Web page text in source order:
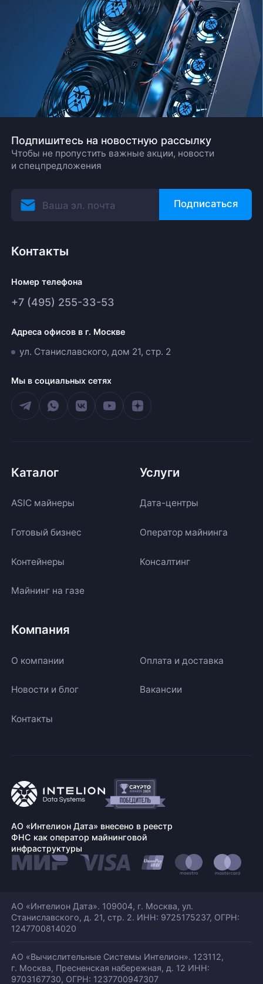
Подпишитесь на новостную рассылку
Чтобы не пропустить важные акции, новости
и спецпредложения
Подписаться
Контакты
Номер телефона
+7 (495) 255-33-53
Адреса офисов в г. Москве
ул. Станиславского, дом 21, стр. 2
Мы в социальных сетях
Каталог
ASIC майнеры
Готовый бизнес
Контейнеры
Майнинг на газе
Услуги
Дата-центры
Оператор майнинга
Консалтинг
Компания
О компании Оплата и доставка
Новости и блог Вакансии
Контакты
АО «Интелион Дата» внесено в реестр
ФНС как оператор майнинговой
инфраструктуры
АО «Интелион Дата». 109004, г. Москва, ул.
Станиславского, д. 21, стр. 2. ИНН: 9725175237, ОГРН:
1247700814020
АО «Вычислительные Системы Интелион». 123112,
г. Москва, Пресненская набережная, д. 12 ИНН:
9703167730, ОГРН: 1237700947307